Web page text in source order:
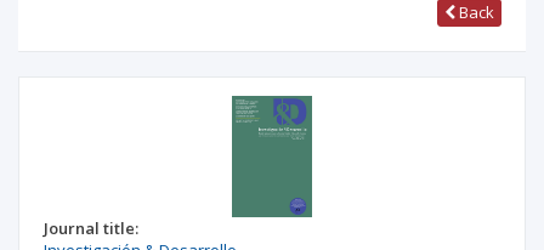
Back
Journal title: